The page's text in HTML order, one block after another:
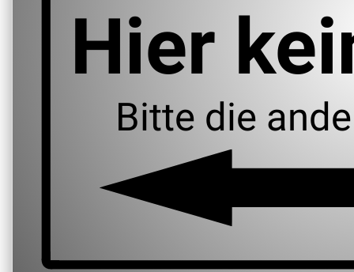
Hier
Bitte die